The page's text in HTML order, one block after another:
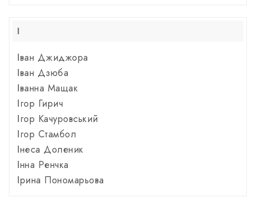
І
Іван Джиджора
Іван Дзюба
Іванна Мащак
Ігор Гирич
Ігор Качуровський
Ігор Стамбол
Інеса Доленик
Інна Ренчка
Ірина Пономарьова